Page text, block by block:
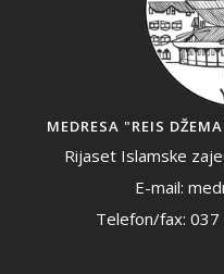
MEDRESA "REIS
Rijaset Islamske
E-mail:
Telefon/fax: